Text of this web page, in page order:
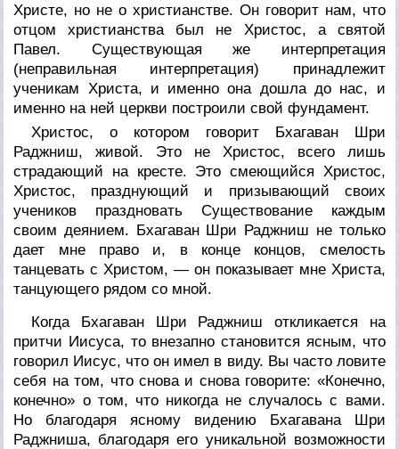
Христе, но не о христианстве. Он говорит нам, что
отцом христианства был не Христос, а святой
Павел. Существующая же интерпретация
(неправильная интерпретация) принадлежит
ученикам Христа, и именно она дошла до нас, и
именно на ней церкви построили свой фундамент.
Христос, о котором говорит Бхагаван Шри
Раджниш, живой. Это не Христос, всего лишь
страдающий на кресте. Это смеющийся Христос,
Христос, празднующий и призывающий своих
учеников праздновать Существование каждым
своим деянием. Бхагаван Шри Раджниш не только
дает мне право и, в конце концов, смелость
танцевать с Христом, — он показывает мне Христа,
танцующего рядом со мной.
Когда Бхагаван Шри Раджниш откликается на
притчи Иисуса, то внезапно становится ясным, что
говорил Иисус, что он имел в виду. Вы часто ловите
себя на том, что снова и снова говорите: «Конечно,
конечно» о том, что никогда не случалось с вами.
Но благодаря ясному видению Бхагавана Шри
Раджниша, благодаря его уникальной возможности